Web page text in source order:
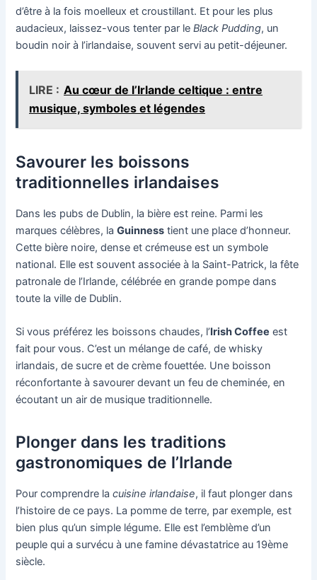
d’être à la fois moelleux et croustillant. Et pour les plus
audacieux, laissez-vous tenter par leBlack Pudding, un
boudin noir à l’irlandaise, souvent servi au petit-déjeuner.
LIRE : Au cœur de l’Irlande celtique : entre
musique, symboles et légendes
Savourer les boissons
traditionnelles irlandaises
Dans les pubs de Dublin, la bière est reine. Parmi les
marques célèbres, laGuinness tient une place d’honneur.
Cette bière noire, dense et crémeuse est un symbole
national. Elle est souvent associée à la Saint-Patrick, la fête
patronale de l’Irlande, célébrée en grande pompe dans
toute la ville de Dublin.
Si vous préférez les boissons chaudes, l’Irish Coffee est
fait pour vous. C’est un mélange de café, de whisky
irlandais, de sucre et de crème fouettée. Une boisson
réconfortante à savourer devant un feu de cheminée, en
écoutant un air de musique traditionnelle.
Plonger dans les traditions
gastronomiques de l’Irlande
Pour comprendre lacuisine irlandaise, il faut plonger dans
l’histoire de ce pays. La pomme de terre, par exemple, est
bien plus qu’un simple légume. Elle est l’emblème d’un
peuple qui a survécu à une famine dévastatrice au 19ème
siècle.